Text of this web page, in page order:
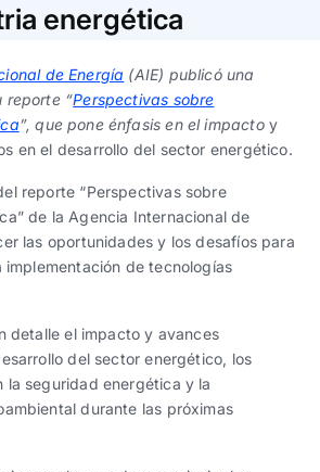
Español|English
gestión
Español|English
Español|English
Español|English
energética
de Energía (AIE) publicó una
reporte “Perspectivas sobre
”, quepone énfasis en el impacto y
en el desarrollo del sector energético.
reporte “Perspectivas sobre
de la Agencia Internacional de
las oportunidades y los desafíos para
implementación de tecnologías
detalle el impacto y avances
del sector energético, los
la seguridad energética y la
durante las próximas